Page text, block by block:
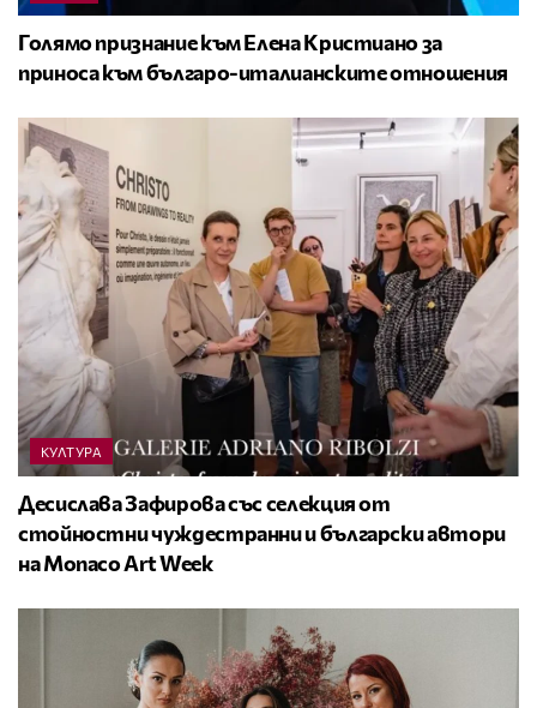
Голямо признание към Елена Кристиано за
приноса към българо-италианските отношения
КУЛТУРА
Десислава Зафирова със селекция от
стойностни чуждестранни и български автори
на Monaco Art Week